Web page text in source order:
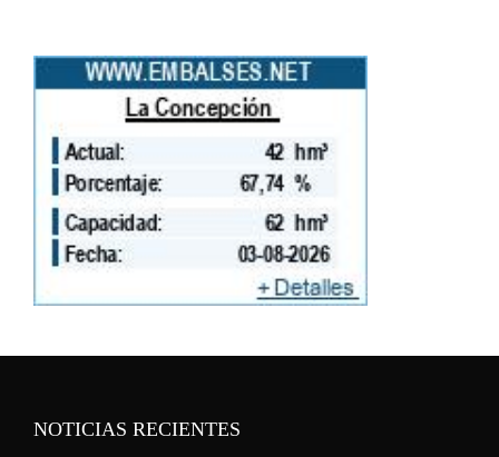
NOTICIAS RECIENTES